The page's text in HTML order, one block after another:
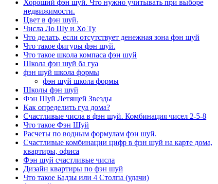
Хороший фэн шуй. Что нужно учитывать при выборе
недвижимости.
Цвет в фэн шуй.
Числа Ло Шу и Хо Ту
Что делать, если отсутствует денежная зона фэн шуй
Что такое фигуры фэн шуй.
Что такое школа компаса фэн шуй
Школа фэн шуй ба гуа
фэн шуй школа формы
фэн шуй школа формы
Школы фэн шуй
Фэн Шуй Летящей Звезды
Как определить гуа дома?
Счастливые числа в фэн шуй. Комбинация чисел 2-5-8
Что такое Фэн Шуй
Расчеты по водным формулам фэн шуй.
Счастливые комбинации цифр в фэн шуй на карте дома,
квартиры, офиса
Фэн шуй счастливые числа
Дизайн квартиры по фэн шуй
Что такое Бадзы или 4 Столпа (удачи)